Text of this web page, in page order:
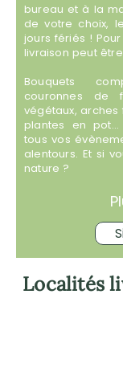
bureau et à la
de votre choix,
jours fériés !
livraison peut
Bouquets
couronnes de
végétaux,
plantes en pot…
tous vos
alentours. Et si
nature ?
Localités